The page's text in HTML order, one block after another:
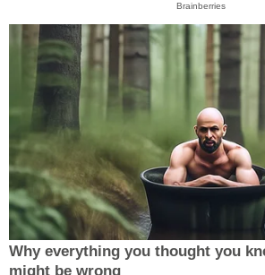
Brainberries
Why everything you thought you
might be wrong